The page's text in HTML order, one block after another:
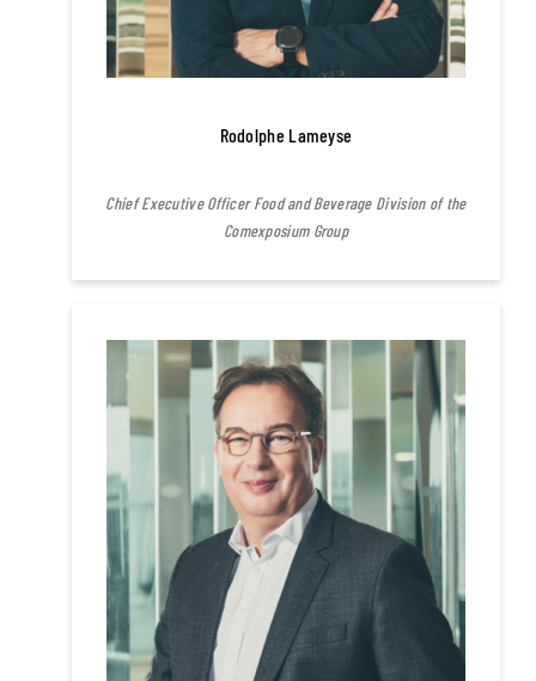
Rodolphe Lameyse
Chief Executive Officer Food and Beverage Division of the
Comexposium Group